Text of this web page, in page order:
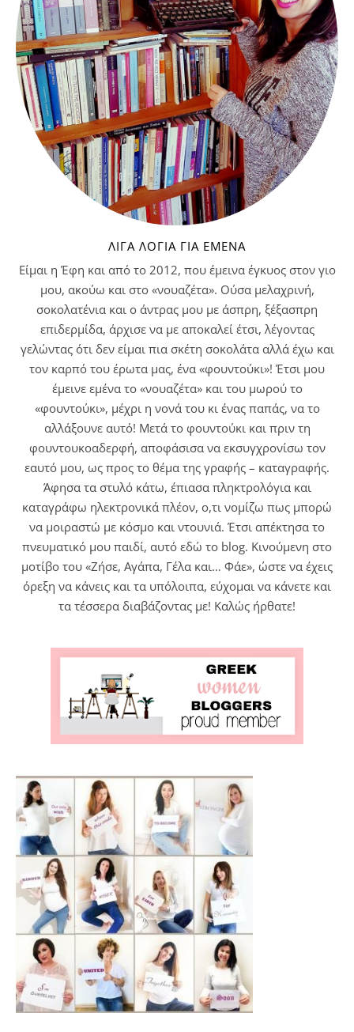
ΛΊΓΑ ΛΌΓΙΑ ΓΙΑ ΕΜΈΝΑ
Είμαι η Έφη και από το 2012, που έμεινα έγκυος στον γιο
μου, ακούω και στο «νουαζέτα». Ούσα μελαχρινή,
σοκολατένια και ο άντρας μου με άσπρη, ξέξασπρη
επιδερμίδα, άρχισε να με αποκαλεί έτσι, λέγοντας
γελώντας ότι δεν είμαι πια σκέτη σοκολάτα αλλά έχω και
τον καρπό του έρωτα μας, ένα «φουντούκι»! Έτσι μου
έμεινε εμένα το «νουαζέτα» και του μωρού το
«φουντούκι», μέχρι η νονά του κι ένας παπάς, να το
αλλάξουνε αυτό! Μετά το φουντούκι και πριν τη
φουντουκοαδερφή, αποφάσισα να εκσυγχρονίσω τον
εαυτό μου, ως προς το θέμα της γραφής – καταγραφής.
Άφησα τα στυλό κάτω, έπιασα πληκτρολόγια και
καταγράφω ηλεκτρονικά πλέον, ο,τι νομίζω πως μπορώ
να μοιραστώ με κόσμο και ντουνιά. Έτσι απέκτησα το
πνευματικό μου παιδί, αυτό εδώ το blog. Κινούμενη στο
μοτίβο του «Ζήσε, Αγάπα, Γέλα και… Φάε», ώστε να έχεις
όρεξη να κάνεις και τα υπόλοιπα, εύχομαι να κάνετε και
τα τέσσερα διαβάζοντας με! Καλώς ήρθατε!